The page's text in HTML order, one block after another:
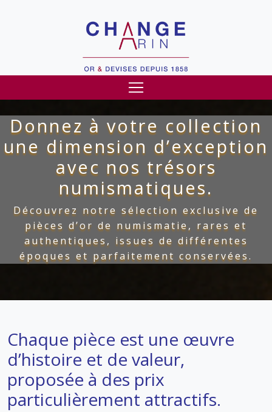
Donnez à votre collection
une dimension d’exception
avec nos trésors
numismatiques.
Découvrez notre sélection exclusive de
pièces d’or de numismatie, rares et
authentiques, issues de différentes
époques et parfaitement conservées.
Chaque pièce est une œuvre
d’histoire et de valeur,
proposée à des prix
particulièrement attractifs.